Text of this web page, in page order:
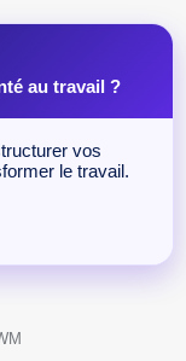
au travail ?
vos
le travail.